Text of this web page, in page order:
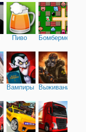
Пиво Бомбермен
Вампиры Выживание